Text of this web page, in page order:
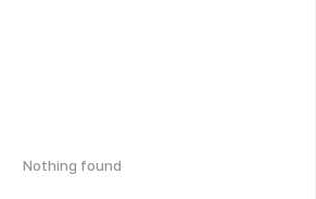
Nothing found